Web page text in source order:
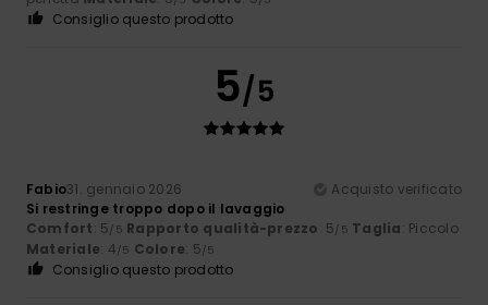
Consiglio questo prodotto
5/5
Fabio31. gennaio 2026
Acquisto verificato
Si restringe troppo dopo il lavaggio
Comfort: 5/5 Rapporto qualità-prezzo: 5/5 Taglia: Piccolo
Materiale: 4/5 Colore: 5/5
Consiglio questo prodotto